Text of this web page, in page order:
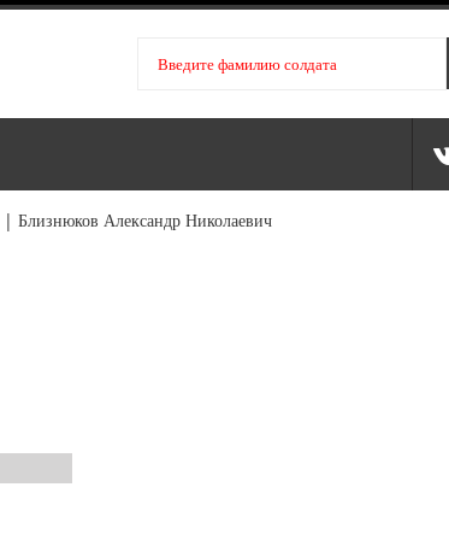
| Близнюков Александр Николаевич